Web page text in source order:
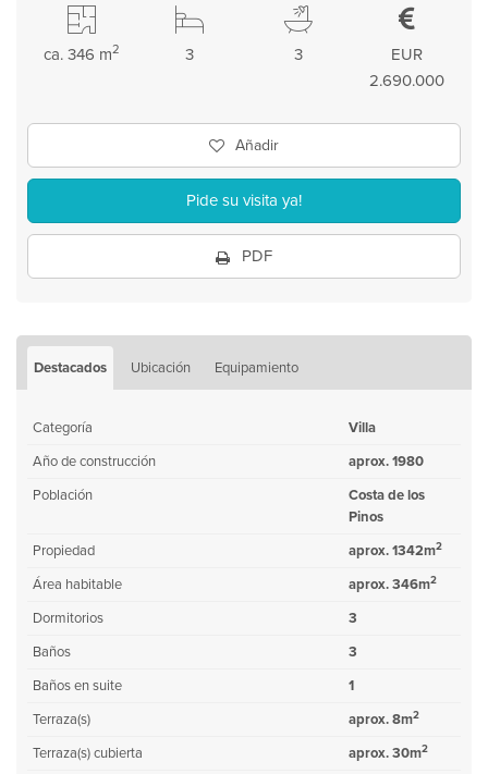
EUR
2.690.000
3
3
ca. 346 m2
Añadir
Pide su visita ya!
PDF
Destacados Ubicación Equipamiento
Categoría
Villa
Año de construcción
aprox. 1980
Población
Costa de los
Pinos
Propiedad
aprox. 1342m2
Área habitable aprox. 346m2
Dormitorios
3
Baños
3
Baños en suite
1
Terraza(s)
aprox. 8m2
Terraza(s) cubierta aprox. 30m2